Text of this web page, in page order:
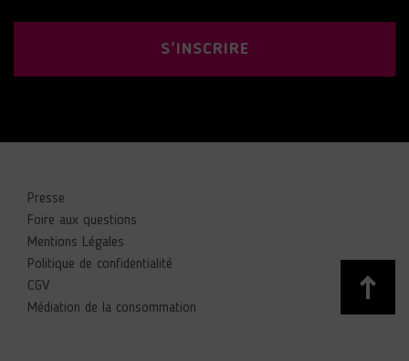
S'INSCRIRE
Presse
Foire aux questions
Mentions Légales
Politique de confidentialité
CGV
Médiation de la consommation